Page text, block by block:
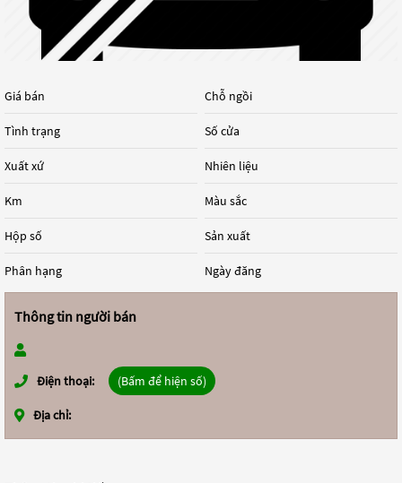
Giá bán
Tình trạng
Xuất xứ
Km
Hộp số
Phân hạng
Chỗ ngồi
Số cửa
Nhiên liệu
Màu sắc
Sản xuất
Ngày đăng
Thông tin người bán
Điện thoại: (Bấm để hiện số)
Địa chỉ: